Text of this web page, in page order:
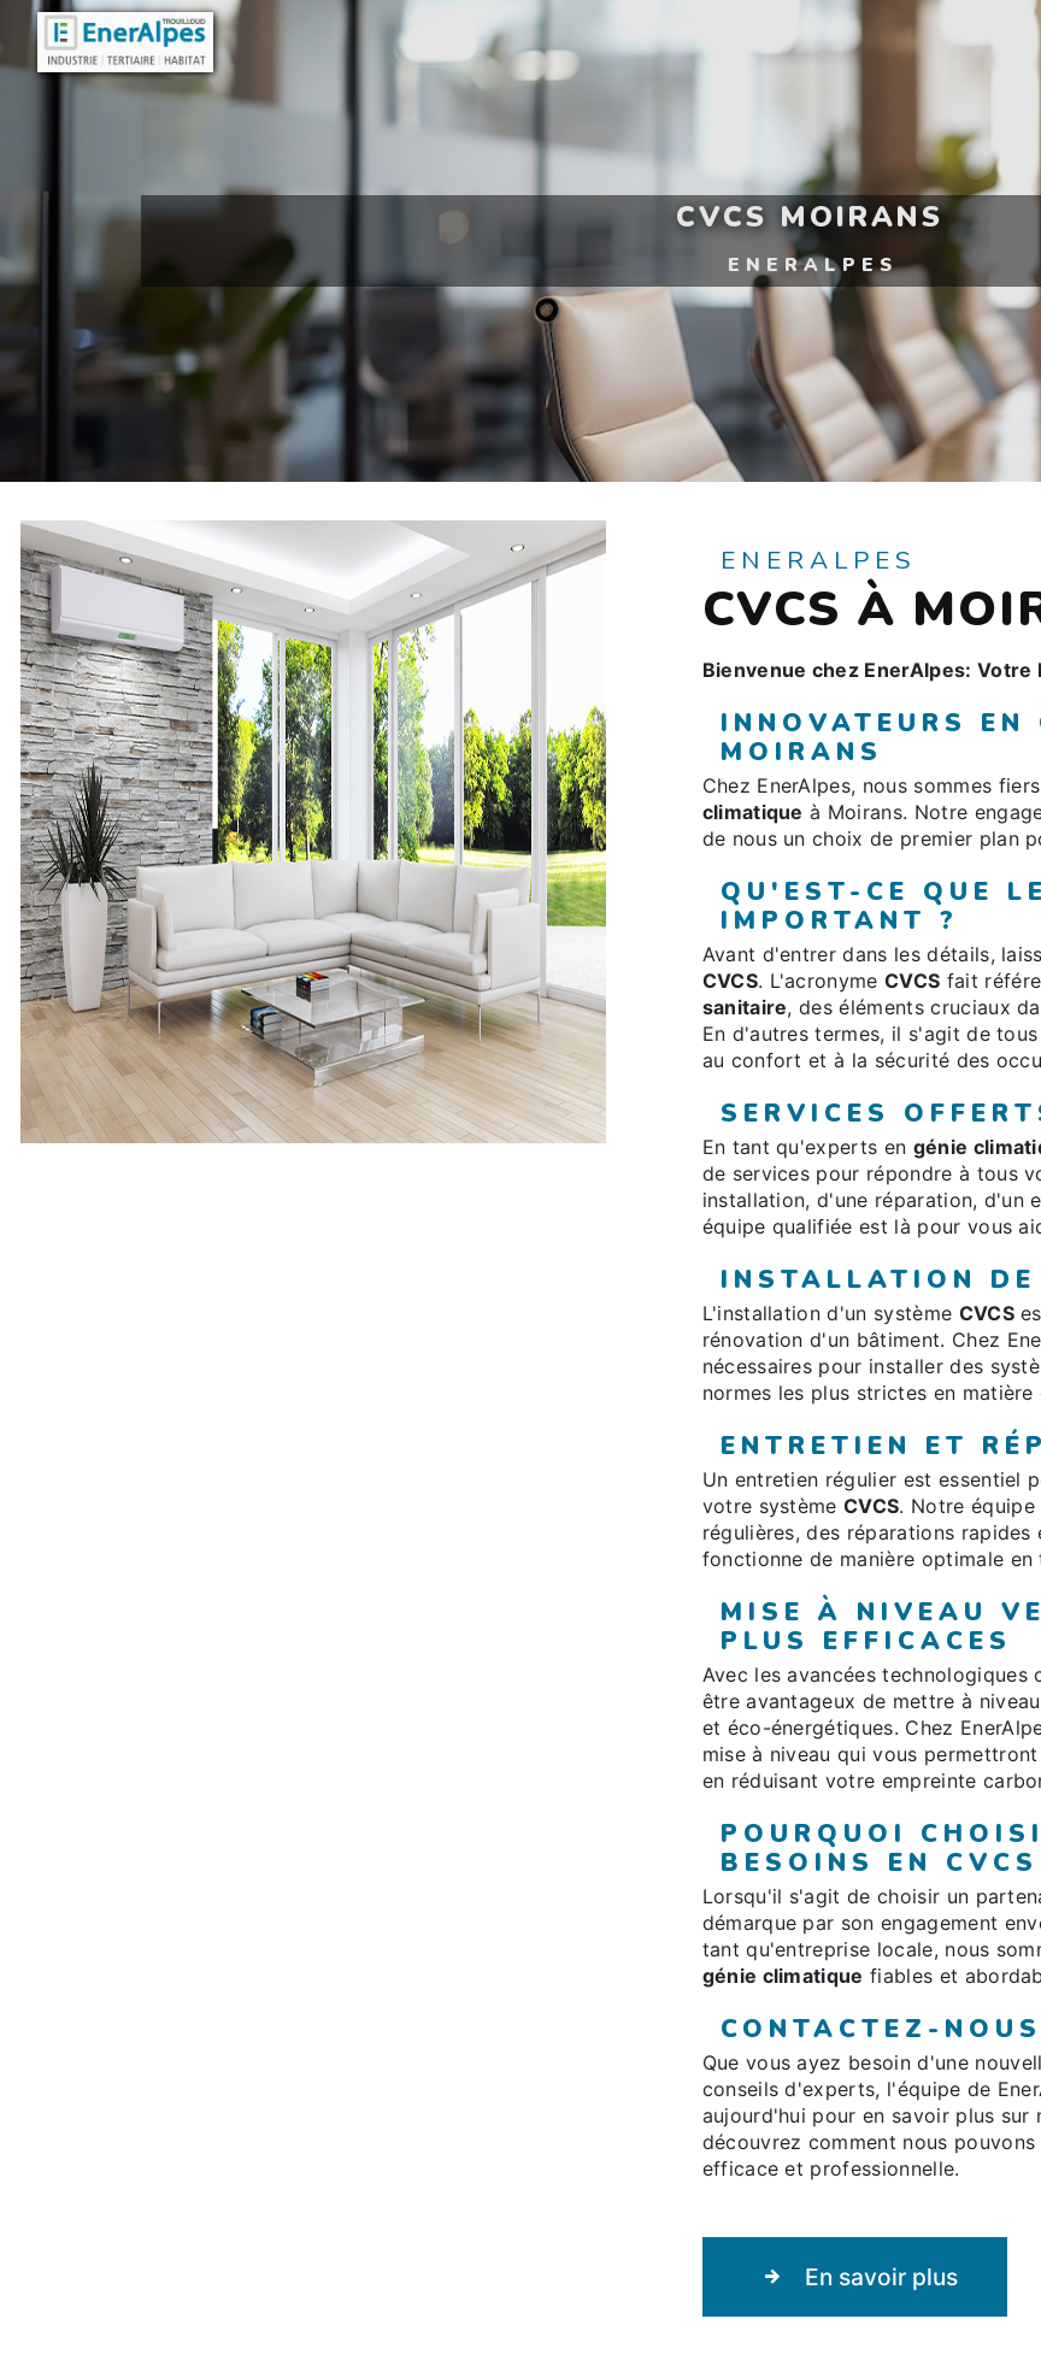
CVCS MOIRANS
ENERALPES
ENERALPES
CVCS À
Bienvenue chez EnerAlpes:
INNOVATEURS
MOIRANS
Chez EnerAlpes, nous sommes
climatique à Moirans. Notre
de nous un choix de premier plan
QU'EST-CE QUE
IMPORTANT ?
Avant d'entrer dans les détails,
CVCS. L'acronymeCVCS fait
sanitaire, des éléments cruciaux
En d'autres termes, il s'agit de
au confort et à la sécurité des
SERVICES
En tant qu'experts en génie
de services pour répondre à tous
installation, d'une réparation, d'un
équipe qualifiée est là pour vous
INSTALLATION DE
L'installation d'un système CVCS
rénovation d'un bâtiment. Chez
nécessaires pour installer des
normes les plus strictes en
ENTRETIEN ET
Un entretien régulier est essentiel
votre systèmeCVCS. Notre
régulières, des réparations
fonctionne de manière optimale en
MISE À NIVEAU
PLUS EFFICACES
Avec les avancées technologiques
être avantageux de mettre à
et éco-énergétiques. Chez
mise à niveau qui vous
en réduisant votre empreinte
POURQUOI
BESOINS EN
Lorsqu'il s'agit de choisir un
démarque par son engagement
tant qu'entreprise locale, nous
génie climatique fiables et
CONTACTEZ-
Que vous ayez besoin d'une
conseils d'experts, l'équipe de
aujourd'hui pour en savoir plus
découvrez comment nous
efficace et professionnelle.
En savoir plus
Panneau de gestion des cookies